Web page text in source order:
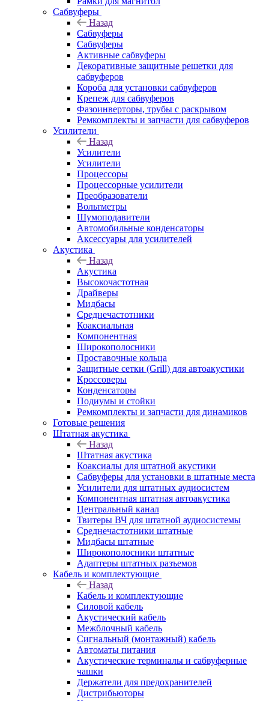
Сабвуферы
Назад
Сабвуферы
Сабвуферы
Активные сабвуферы
Декоративные защитные решетки для
сабвуферов
Короба для установки сабвуферов
Крепеж для сабвуферов
Фазоинверторы, трубы с раскрывом
Ремкомплекты и запчасти для сабвуферов
Усилители
Назад
Усилители
Усилители
Процессоры
Процессорные усилители
Преобразователи
Вольтметры
Шумоподавители
Автомобильные конденсаторы
Аксессуары для усилителей
Акустика
Назад
Акустика
Высокочастотная
Драйверы
Мидбасы
Среднечастотники
Коаксиальная
Компонентная
Широкополосники
Проставочные кольца
Защитные сетки (Grill) для автоакустики
Кроссоверы
Конденсаторы
Подиумы и стойки
Ремкомплекты и запчасти для динамиков
Готовые решения
Штатная акустика
Назад
Штатная акустика
Коаксиалы для штатной акустики
Сабвуферы для установки в штатные места
Усилители для штатных аудиосистем
Компонентная штатная автоакустика
Центральный канал
Твитеры ВЧ для штатной аудиосистемы
Среднечастотники штатные
Мидбасы штатные
Широкополосники штатные
Адаптеры штатных разъемов
Кабель и комплектующие
Назад
Кабель и комплектующие
Силовой кабель
Акустический кабель
Межблочный кабель
Сигнальный (монтажный) кабель
Автоматы питания
Акустические терминалы и сабвуферные
чашки
Держатели для предохранителей
Дистрибьюторы